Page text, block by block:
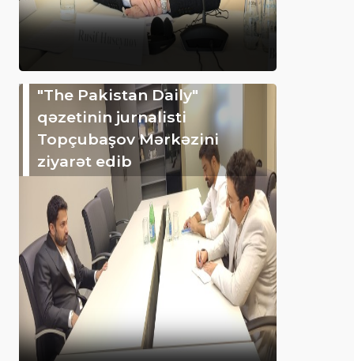
"The Pakistan Daily"
qəzetinin jurnalisti
Topçubaşov Mərkəzini
ziyarət edib